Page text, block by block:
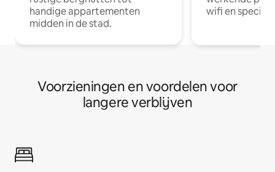
handige appartementen
midden in de stad.
wifi en
Voorzieningen en voordelen voor
langere verblijven